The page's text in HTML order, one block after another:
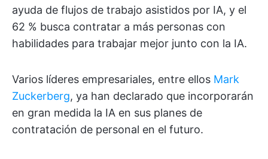
ayuda de flujos de trabajo asistidos por IA, y el
62 % busca contratar a más personas con
habilidades para trabajar mejor junto con la IA.
Varios líderes empresariales, entre ellos Mark
Zuckerberg, ya han declarado que incorporarán
en gran medida la IA en sus planes de
contratación de personal en el futuro.